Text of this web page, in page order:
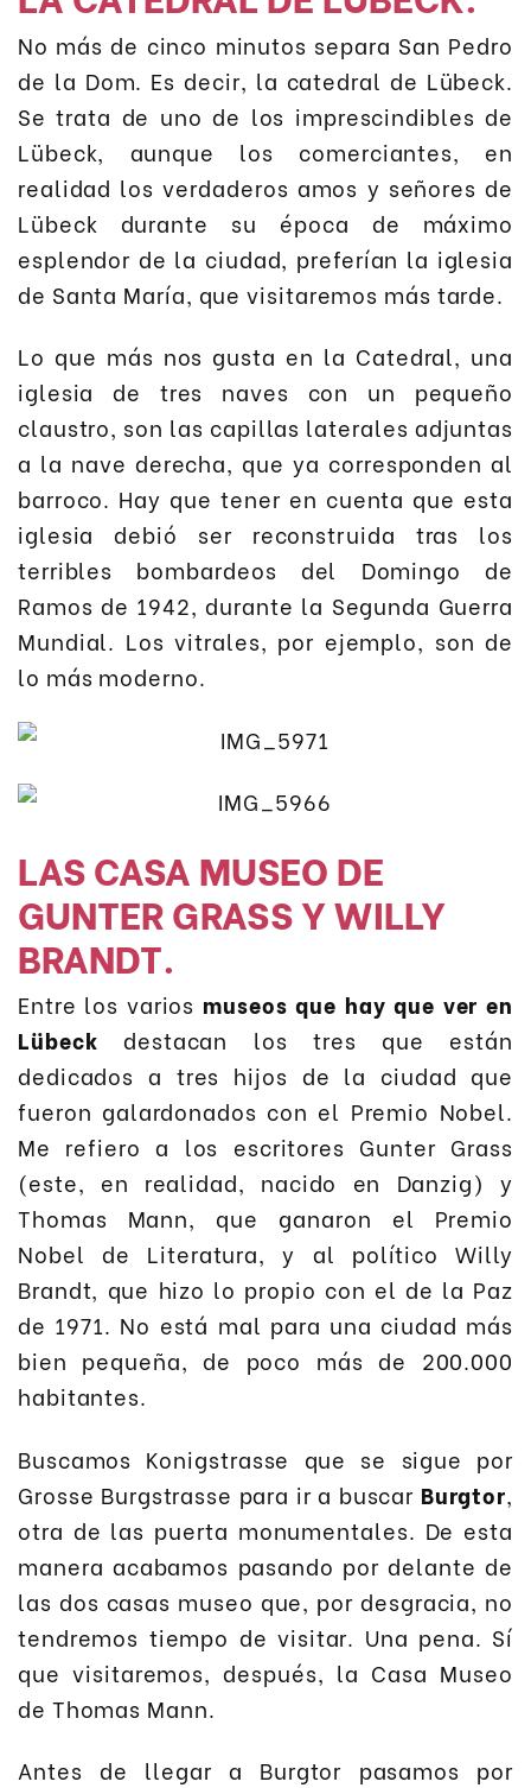
No más de cinco minutos separa San Pedro
de la Dom. Es decir, la catedral de Lübeck.
Se trata de uno de los imprescindibles de
Lübeck, aunque los comerciantes, en
realidad los verdaderos amos y señores de
Lübeck durante su época de máximo
esplendor de la ciudad, preferían la iglesia
de Santa María, que visitaremos más tarde.
Lo que más nos gusta en la Catedral, una
iglesia de tres naves con un pequeño
claustro, son las capillas laterales adjuntas
a la nave derecha, que ya corresponden al
barroco. Hay que tener en cuenta que esta
iglesia debió ser reconstruida tras los
terribles bombardeos del Domingo de
Ramos de 1942, durante la Segunda Guerra
Mundial. Los vitrales, por ejemplo, son de
lo más moderno.
LAS CASA MUSEO DE
GUNTER GRASS Y WILLY
BRANDT.
Entre los varios museos que hay que ver en
Lübeck destacan los tres que están
dedicados a tres hijos de la ciudad que
fueron galardonados con el Premio Nobel.
Me refiero a los escritores Gunter Grass
(este, en realidad, nacido en Danzig) y
Thomas Mann, que ganaron el Premio
Nobel de Literatura, y al político Willy
Brandt, que hizo lo propio con el de la Paz
de 1971. No está mal para una ciudad más
bien pequeña, de poco más de 200.000
habitantes.
Buscamos Konigstrasse que se sigue por
Grosse Burgstrasse para ir a buscar Burgtor,
otra de las puerta monumentales. De esta
manera acabamos pasando por delante de
las dos casas museo que, por desgracia, no
tendremos tiempo de visitar. Una pena. Sí
que visitaremos, después, la Casa Museo
de Thomas Mann.
Antes de llegar a Burgtor pasamos por